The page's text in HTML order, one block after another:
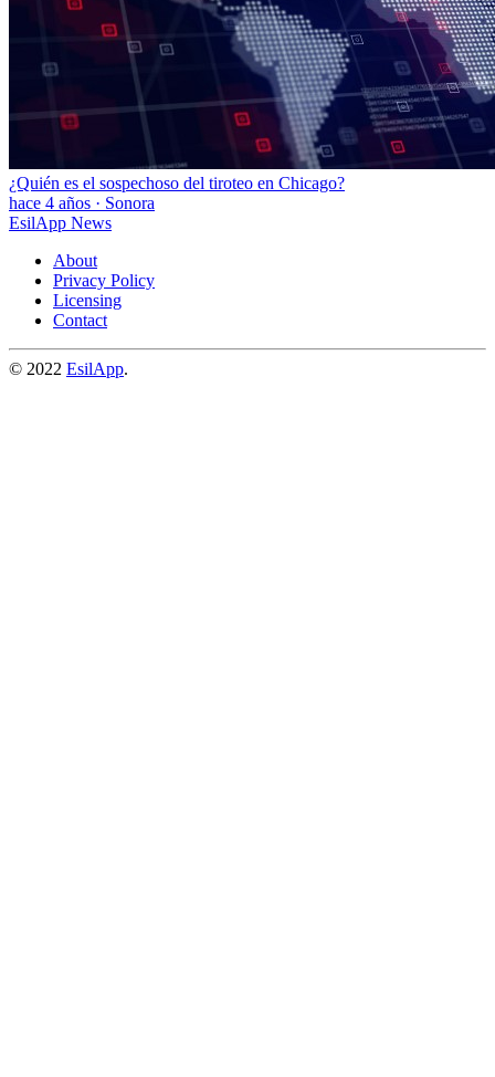
¿Quién es el sospechoso del tiroteo en Chicago?
hace 4 años · Sonora
EsilApp News
About
Privacy Policy
Licensing
Contact
© 2022 EsilApp.